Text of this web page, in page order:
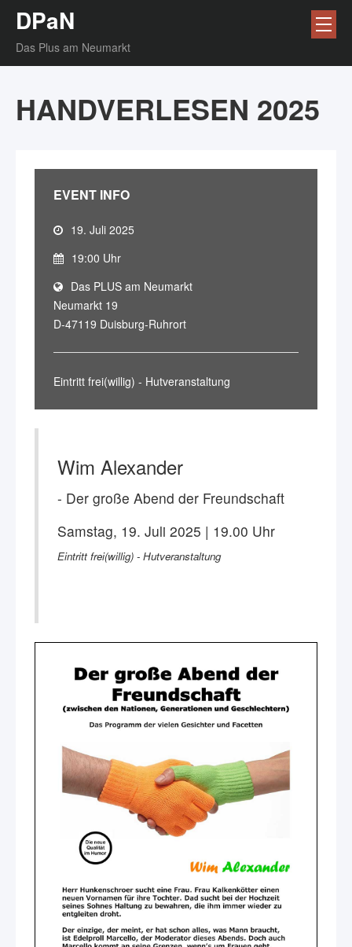
DPaN
Das Plus am Neumarkt
HANDVERLESEN 2025
EVENT INFO
19. Juli 2025
19:00 Uhr
Das PLUS am Neumarkt
Neumarkt 19
D-47119 Duisburg-Ruhrort
Eintritt frei(willig) - Hutveranstaltung
Wim Alexander
- Der große Abend der Freundschaft
Samstag, 19. Juli 2025 | 19.00 Uhr
Eintritt frei(willig) - Hutveranstaltung